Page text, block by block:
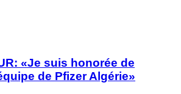
«Je suis honorée de
de Pfizer Algérie»